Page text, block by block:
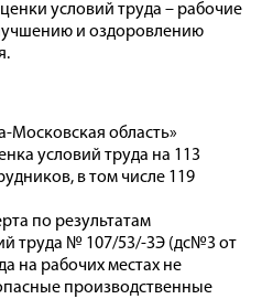
условий труда – рабочие
и оздоровлению
Московская область»
условий труда на 113
в том числе 119
по результатам
труда № 107/53/-ЗЭ (дс№3 от
на рабочих местах не
производственные